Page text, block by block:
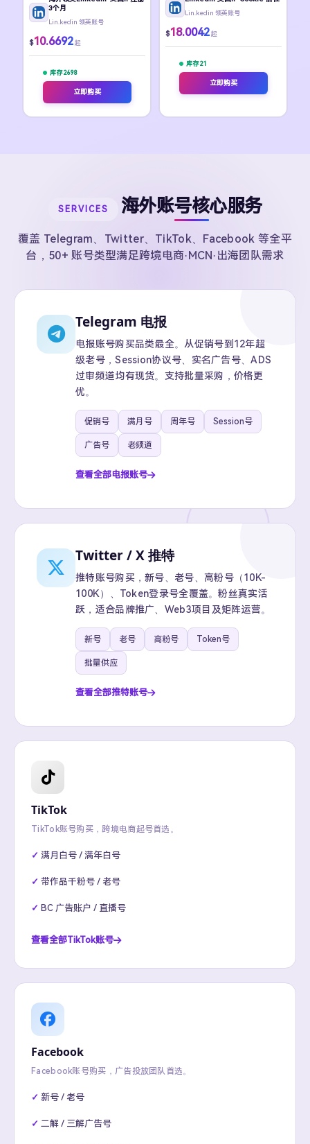
3个月
Lin.kedin 领英账号
$10.6692 起
库存 2698
立即购买
Lin.kedin 领英账号
$18.0042 起
库存 21
立即购买
SERVICES 海外账号核心服务
覆盖 Telegram、Twitter、TikTok、Facebook 等全平
台，50+ 账号类型满足跨境电商·MCN·出海团队需求
Telegram 电报
电报账号购买品类最全。从促销号到12年超
级老号，Session协议号、实名广告号、ADS
过审频道均有现货。支持批量采购，价格更
优。
促销号 满月号 周年号 Session号
广告号 老频道
查看全部电报账号
Twitter / X 推特
推特账号购买，新号、老号、高粉号（10K-
100K）、Token登录号全覆盖。粉丝真实活
跃，适合品牌推广、Web3项目及矩阵运营。
新号 老号 高粉号 Token号
批量供应
查看全部推特账号
TikTok
TikTok账号购买，跨境电商起号首选。
满月白号 / 满年白号
带作品千粉号 / 老号
BC 广告账户 / 直播号
查看全部TikTok账号
Facebook
Facebook账号购买，广告投放团队首选。
新号 / 老号
二解 / 三解广告号